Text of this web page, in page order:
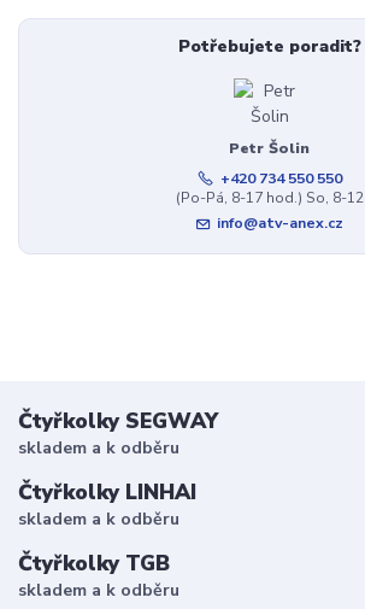
Potřebujete poradit?
Petr Šolin
+420 734 550 550
(Po-Pá, 8-17 hod.) So, 8-12
info@atv-anex.cz
Čtyřkolky SEGWAY
skladem a k odběru
Čtyřkolky LINHAI
skladem a k odběru
Čtyřkolky TGB
skladem a k odběru